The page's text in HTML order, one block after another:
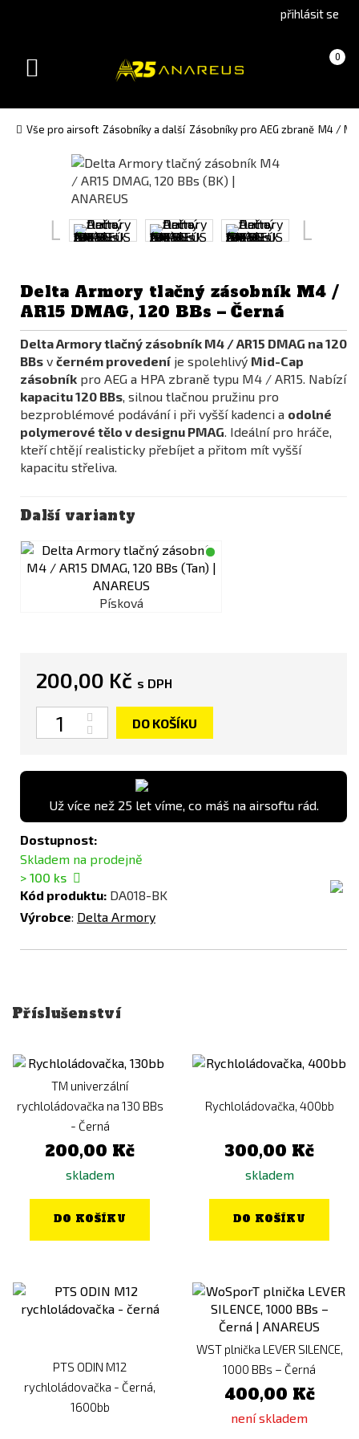
version(Slovak)
přihlásit se
Košík 0
(prázdný)
Toggle
Vše pro airsoft Zásobníky a další Zásobníky pro AEG zbraně M4 /
Delta Armory tlačný zásobník M4 /
AR15 DMAG, 120 BBs – Černá
Delta Armory tlačný zásobník M4 / AR15 DMAG na 120
BBs v černém provedení je spolehlivý Mid-Cap
zásobník pro AEG a HPA zbraně typu M4 / AR15. Nabízí
kapacitu 120 BBs, silnou tlačnou pružinu pro
bezproblémové podávání i při vyšší kadenci a odolné
polymerové tělo v designu PMAG. Ideální pro hráče,
kteří chtějí realisticky přebíjet a přitom mít vyšší
kapacitu střeliva.
Další varianty
Písková
200,00 Kč s DPH
Počet
DO KOŠÍKU
Už více než 25 let víme, co máš na airsoftu rád.
Dostupnost:
Skladem na prodejně
> 100 ks
Kód produktu: DA018-BK
Výrobce: Delta Armory
Příslušenství
TM univerzální
rychloládovačka na 130 BBs
- Černá
200,00 Kč
skladem
DO KOŠÍKU
Rychloládovačka, 400bb
300,00 Kč
skladem
DO KOŠÍKU
PTS ODIN M12
rychloládovačka - Černá,
1600bb
WST plnička LEVER SILENCE,
1000 BBs – Černá
400,00 Kč
není skladem